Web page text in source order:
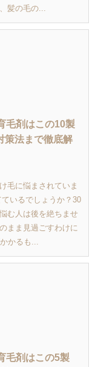
髪の毛の...
毛剤はこの10製
策法まで徹底解
毛に悩まされていま
いるでしょうか？30
む人は後を絶ちませ
まま見過ごすわけに
かるも...
毛剤はこの5製